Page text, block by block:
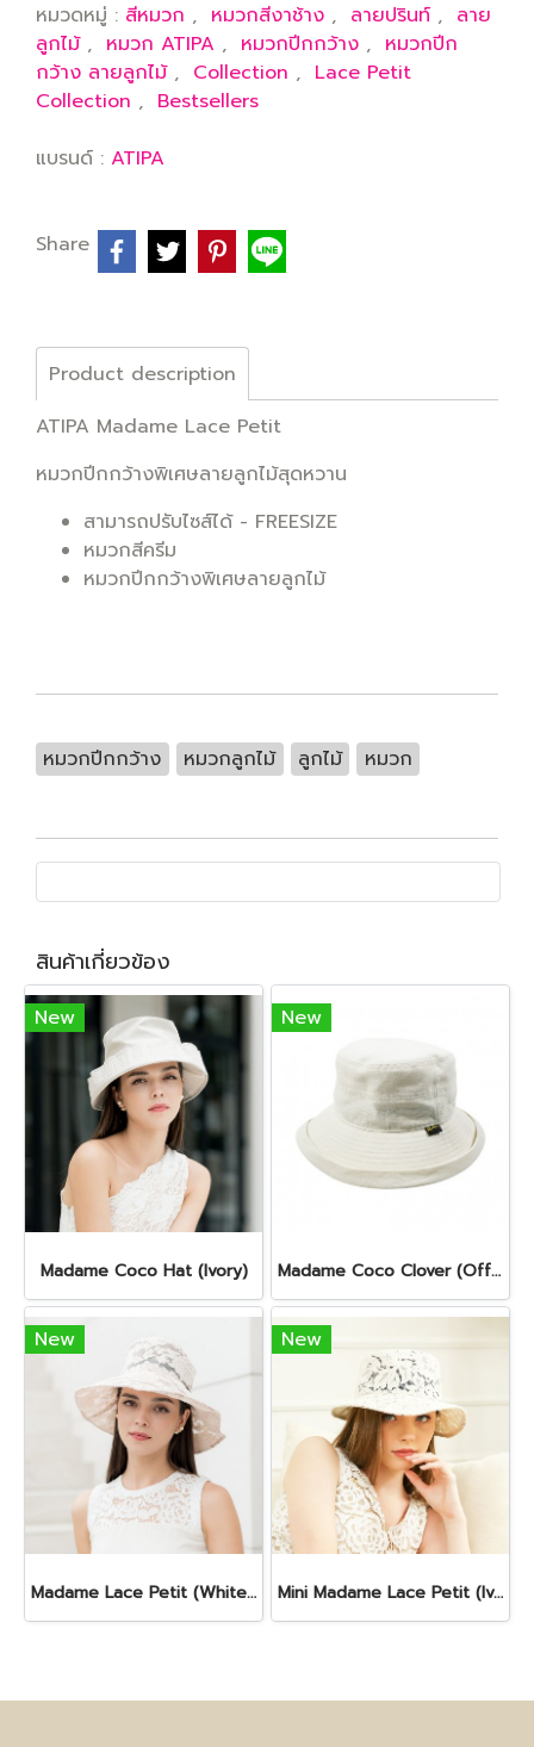
หมวดหมู่ : สีหมวก , หมวกสีงาช้าง , ลายปรินท์ , ลาย
ลูกไม้ , หมวก ATIPA , หมวกปีกกว้าง , หมวกปีก
กว้าง ลายลูกไม้ , Collection , Lace Petit
Collection , Bestsellers
แบรนด์ : ATIPA
Share
Product description
ATIPA Madame Lace Petit
หมวกปีกกว้างพิเศษลายลูกไม้สุดหวาน
สามารถปรับไซส์ได้ - FREESIZE
หมวกสีครีม
หมวกปีกกว้างพิเศษลายลูกไม้
หมวกปีกกว้าง หมวกลูกไม้ ลูกไม้ หมวก
สินค้าเกี่ยวข้อง
New
Madame Coco Hat (Ivory)
New
Madame Coco Clover (Off - White)
New
Madame Lace Petit (White Rose)
New
Mini Madame Lace Petit (Ivory)